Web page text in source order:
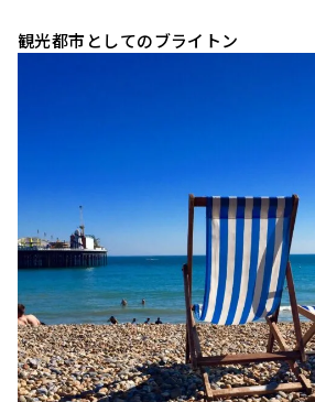
観光都市としてのブライトン